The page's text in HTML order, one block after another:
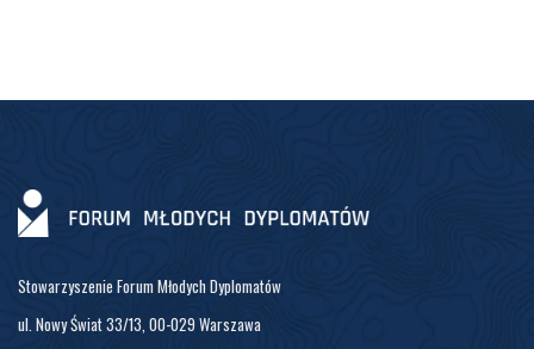
Stowarzyszenie Forum Młodych Dyplomatów
ul. Nowy Świat 33/13, 00-029 Warszawa